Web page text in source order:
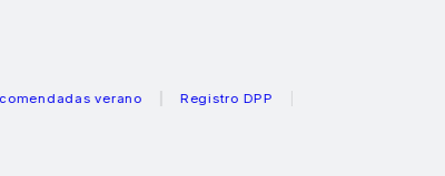
verano Registro DPP